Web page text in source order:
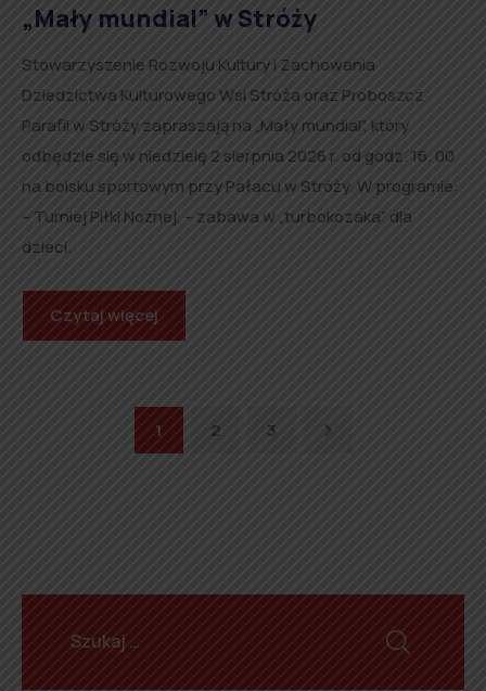
„Mały mundial” w Stróży
Stowarzyszenie Rozwoju Kultury i Zachowania
Dziedzictwa Kulturowego Wsi Stróża oraz Proboszcz
Parafii w Stróży zapraszają na „Mały mundial”, który
odbędzie się w niedzielę 2 sierpnia 2026 r. od godz. 16. 00
na boisku sportowym przy Pałacu w Stróży. W programie:
– Turniej Piłki Nożnej, – zabawa w „turbokozaka” dla
dzieci.
Czytaj więcej
1 2 3